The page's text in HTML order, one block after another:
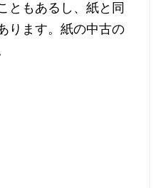
ともあるし、紙と同
ります。紙の中古の